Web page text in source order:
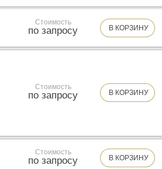
Стоимость
по запросу В КОРЗИНУ
Стоимость
по запросу В КОРЗИНУ
Стоимость
по запросу В КОРЗИНУ